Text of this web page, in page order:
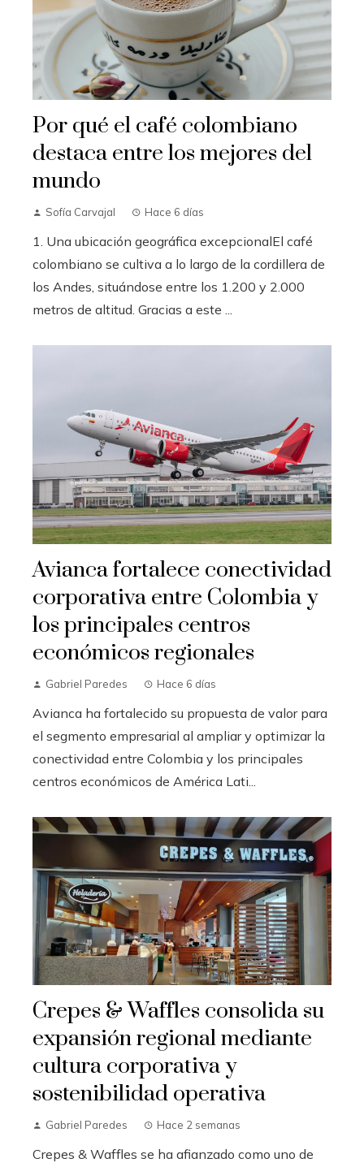
Por qué el café colombiano
destaca entre los mejores del
mundo
Sofía Carvajal Hace 6 días
1. Una ubicación geográfica excepcionalEl café
colombiano se cultiva a lo largo de la cordillera de
los Andes, situándose entre los 1.200 y 2.000
metros de altitud. Gracias a este ...
Avianca fortalece conectividad
corporativa entre Colombia y
los principales centros
económicos regionales
Gabriel Paredes Hace 6 días
Avianca ha fortalecido su propuesta de valor para
el segmento empresarial al ampliar y optimizar la
conectividad entre Colombia y los principales
centros económicos de América Lati...
Crepes & Waffles consolida su
expansión regional mediante
cultura corporativa y
sostenibilidad operativa
Gabriel Paredes Hace 2 semanas
Crepes & Waffles se ha afianzado como uno de